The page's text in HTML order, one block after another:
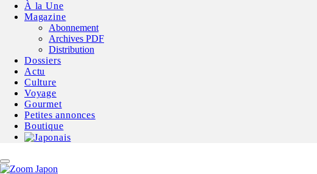
À la Une
Magazine
Abonnement
Archives PDF
Distribution
Dossiers
Actu
Culture
Voyage
Gourmet
Petites annonces
Boutique